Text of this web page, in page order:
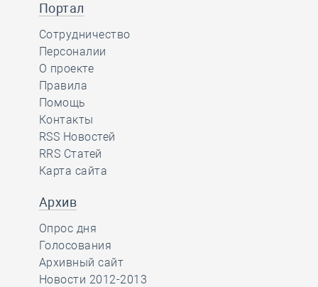
Портал
Сотрудничество
Персоналии
О проекте
Правила
Помощь
Контакты
RSS Новостей
RRS Статей
Карта сайта
Архив
Опрос дня
Голосования
Архивный сайт
Новости 2012-2013